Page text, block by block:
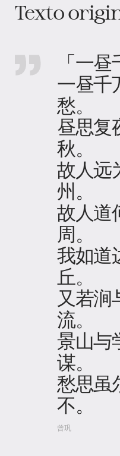
Texto
「一昼
一昼千
愁。
昼思复
秋。
故人远
州。
故人道
周。
我如道
丘。
又若涧
流。
景山与
谋。
愁思虽
不。
曾巩